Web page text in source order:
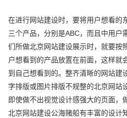
在进行网站建设时，要将用户想看的
三个产品，分别是ABC，而且中用户
们所做北京网站建设展示时，就要按
户想看到的产品放置在前面，这样就
到自己想看到的。整齐清晰的网站建
字排版或图片排版不规整的北京网站
即使做不出视觉设计感强大的页面，
北京网站建设公海赌船有丰富的设计